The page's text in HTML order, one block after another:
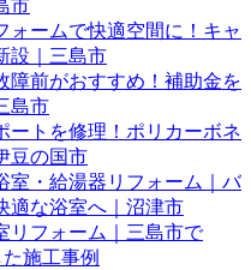
市
ォームで快適空間に！キャ
設｜三島市
障前がおすすめ！補助金を
島市
ートを修理！ポリカーボネ
豆の国市
室・給湯器リフォーム｜バ
適な浴室へ｜沼津市
リフォーム｜三島市で
施工事例